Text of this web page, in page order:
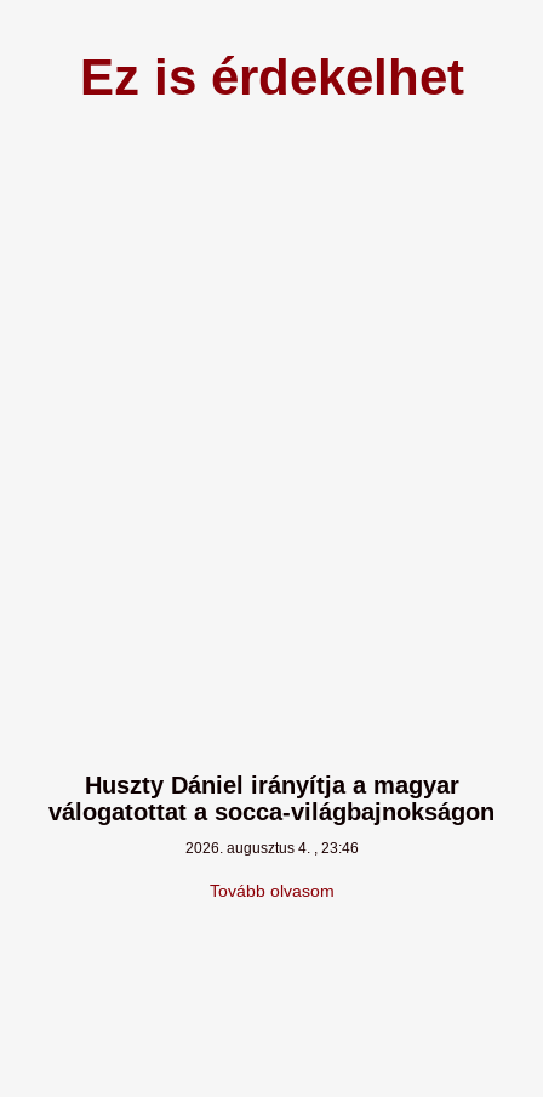
Ez is érdekelhet
Huszty Dániel irányítja a magyar
válogatottat a socca-világbajnokságon
2026. augusztus 4. 23:46
Tovább olvasom